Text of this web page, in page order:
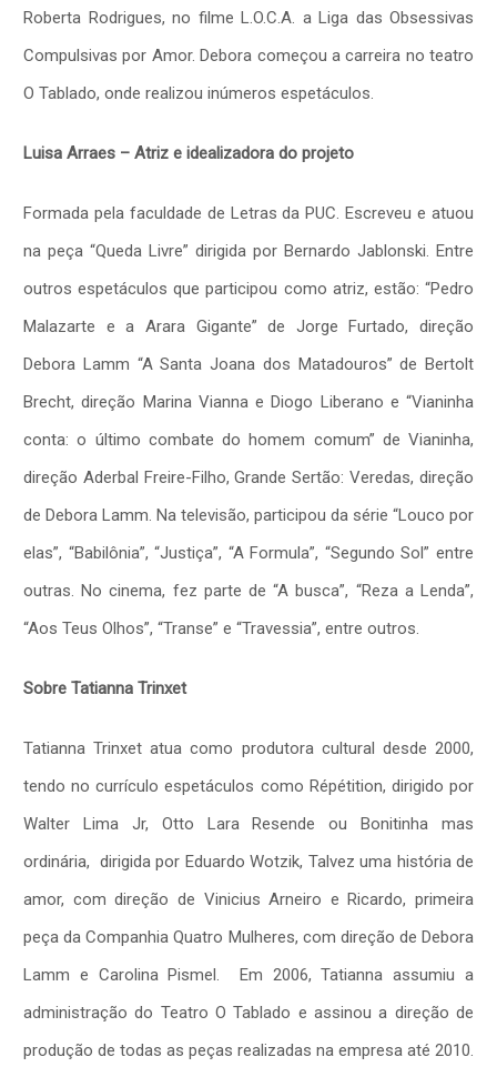
Roberta Rodrigues, no filme L.O.C.A. a Liga das Obsessivas
Compulsivas por Amor. Debora começou a carreira no teatro
O Tablado, onde realizou inúmeros espetáculos.
Luisa Arraes – Atriz e idealizadora do projeto
Formada pela faculdade de Letras da PUC. Escreveu e atuou
na peça “Queda Livre” dirigida por Bernardo Jablonski. Entre
outros espetáculos que participou como atriz, estão: “Pedro
Malazarte e a Arara Gigante” de Jorge Furtado, direção
Debora Lamm “A Santa Joana dos Matadouros” de Bertolt
Brecht, direção Marina Vianna e Diogo Liberano e “Vianinha
conta: o último combate do homem comum” de Vianinha,
direção Aderbal Freire-Filho, Grande Sertão: Veredas, direção
de Debora Lamm. Na televisão, participou da série “Louco por
elas”, “Babilônia”, “Justiça”, “A Formula”, “Segundo Sol” entre
outras. No cinema, fez parte de “A busca”, “Reza a Lenda”,
“Aos Teus Olhos”, “Transe” e “Travessia”, entre outros.
Sobre Tatianna Trinxet
Tatianna Trinxet atua como produtora cultural desde 2000,
tendo no currículo espetáculos como Répétition, dirigido por
Walter Lima Jr, Otto Lara Resende ou Bonitinha mas
ordinária, dirigida por Eduardo Wotzik, Talvez uma história de
amor, com direção de Vinicius Arneiro e Ricardo, primeira
peça da Companhia Quatro Mulheres, com direção de Debora
Lamm e Carolina Pismel. Em 2006, Tatianna assumiu a
administração do Teatro O Tablado e assinou a direção de
produção de todas as peças realizadas na empresa até 2010.